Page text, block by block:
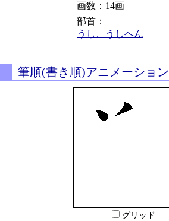
画数：14画
部首：
うし、うしへん
筆順(書き順)アニメーション
グリッド